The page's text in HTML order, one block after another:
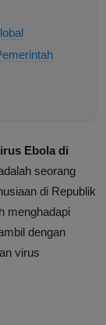
Ebola di
seorang
di Republik
menghadapi
dengan
virus